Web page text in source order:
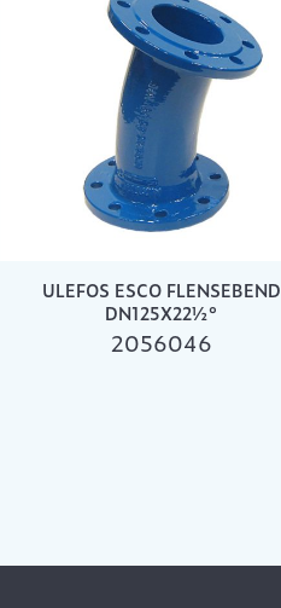
ULEFOS ESCO FLENSEBEND
DN125X22½°
2056046